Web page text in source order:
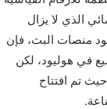
الذي لا يزال
منصات البث، فإن
في هوليود، لكن
تم افتتاح